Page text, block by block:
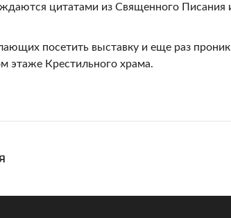
цитатами из Священного Писания
посетить выставку и еще раз
этаже Крестильного храма.